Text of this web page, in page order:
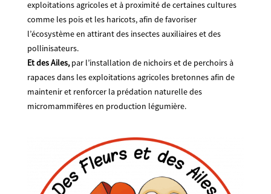
exploitations agricoles et à proximité de certaines cultures
comme les pois et les haricots, afin de favoriser
l’écosystème en attirant des insectes auxiliaires et des
pollinisateurs.
Et des Ailes,par l’installation de nichoirs et de perchoirs à
rapaces dans les exploitations agricoles bretonnes afin de
maintenir et renforcer la prédation naturelle des
micromammifères en production légumière.